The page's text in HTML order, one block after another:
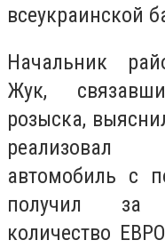
всеукраинской
Начальник
Жук,
розыска,
реализовал
автомобиль с
получил за
количество